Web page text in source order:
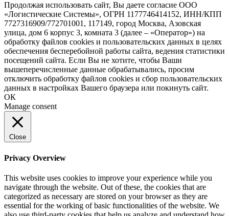
Продолжая использовать сайт, Вы даете согласие ООО
«Логистические Системы», ОГРН 1177746414152, ИНН/КПП
7727316909/772701001, 117149, город Москва, Азовская
улица, дом 6 корпус 3, комната 3 (далее – «Оператор») на
обработку файлов cookies и пользовательских данных в целях
обеспечения бесперебойной работы сайта, ведения статистики
посещений сайта. Если Вы не хотите, чтобы Ваши
вышеперечисленные данные обрабатывались, просим
отключить обработку файлов cookies и сбор пользовательских
данных в настройках Вашего браузера или покинуть сайт.
ОК
Manage consent
Close
Privacy Overview
This website uses cookies to improve your experience while you
navigate through the website. Out of these, the cookies that are
categorized as necessary are stored on your browser as they are
essential for the working of basic functionalities of the website. We